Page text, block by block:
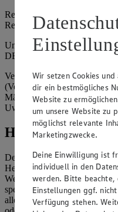
Registergericht: Amtsgericht
Registernummer: HRA 707629
Umsatzsteuer-
DE815916131
Vertretungsberechtigte:
(Vorstandsmitglied), Klaus
Mäder (Vorstandsmitglied),
Uwe Kohler
Hinweise
Der Inhalt dieser Website ist
Herausgeber gewährt Ihnen
Website bereitgestellten Text
speichern und zu
allerdings die Speicherung
Wir setzen Cookies
dir ein bestmögliches
Website zu
um unsere Website zu
möglichst relevante
Marketingzwecke.
Deine Einwilligung ist
individuell in den
werden. Bitte beachte,
Einstellungen ggf.
Verfügung stehen.